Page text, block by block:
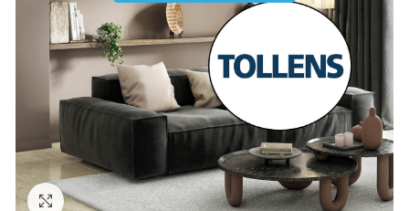
Click to enlarge